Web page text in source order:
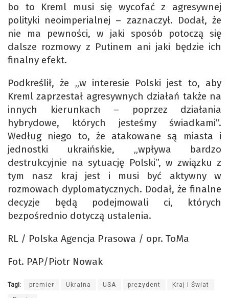
bo to Kreml musi się wycofać z agresywnej
polityki neoimperialnej – zaznaczył. Dodał, że
nie ma pewności, w jaki sposób potoczą się
dalsze rozmowy z Putinem ani jaki będzie ich
finalny efekt.
Podkreślił, że „w interesie Polski jest to, aby
Kreml zaprzestał agresywnych działań także na
innych kierunkach – poprzez działania
hybrydowe, których jesteśmy świadkami”.
Według niego to, że atakowane są miasta i
jednostki ukraińskie, „wpływa bardzo
destrukcyjnie na sytuację Polski”, w związku z
tym nasz kraj jest i musi być aktywny w
rozmowach dyplomatycznych. Dodał, że finalne
decyzje będą podejmowali ci, których
bezpośrednio dotyczą ustalenia.
RL / Polska Agencja Prasowa / opr. ToMa
Fot. PAP/Piotr Nowak
Tagi: premier Ukraina USA prezydent Kraj i Świat